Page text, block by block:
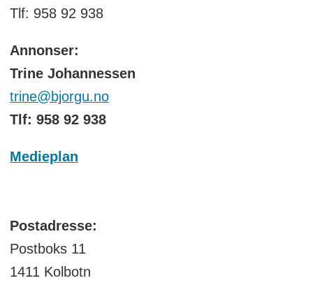
Tlf: 958 92 938
Annonser:
Trine Johannessen
trine@bjorgu.no
Tlf: 958 92 938
Medieplan
Postadresse:
Postboks 11
1411 Kolbotn